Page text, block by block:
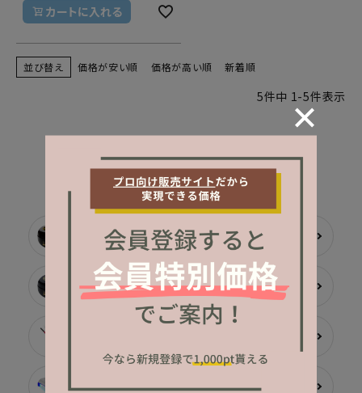
カートに入れる
並び替え 価格が安い順 価格が高い順 新着順
5件中 1-5件表示
CATEGORY
カテゴリーから探す
トップ
アート用ジェル カラージェル
ライト マシン